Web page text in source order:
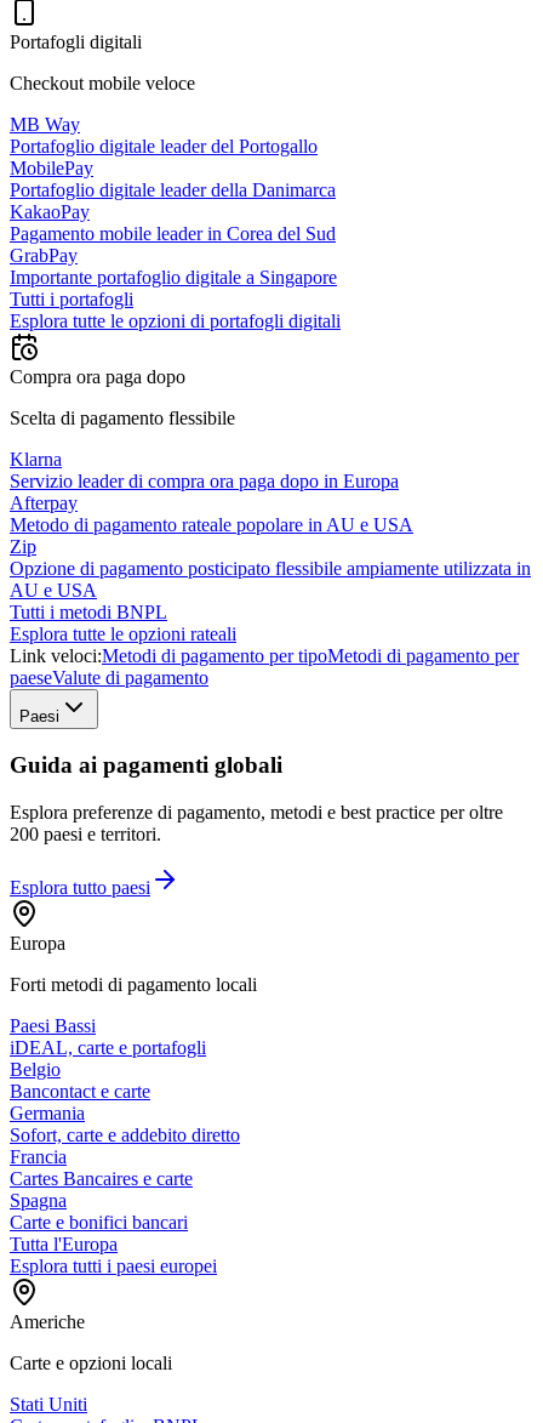
Portafogli digitali
Checkout mobile veloce
MB Way
Portafoglio digitale leader del Portogallo
MobilePay
Portafoglio digitale leader della Danimarca
KakaoPay
Pagamento mobile leader in Corea del Sud
GrabPay
Importante portafoglio digitale a Singapore
Tutti i portafogli
Esplora tutte le opzioni di portafogli digitali
Compra ora paga dopo
Scelta di pagamento flessibile
Klarna
Servizio leader di compra ora paga dopo in Europa
Afterpay
Metodo di pagamento rateale popolare in AU e USA
Zip
Opzione di pagamento posticipato flessibile ampiamente utilizzata in
AU e USA
Tutti i metodi BNPL
Esplora tutte le opzioni rateali
Link veloci:Metodi di pagamento per tipoMetodi di pagamento per
paeseValute di pagamento
Paesi
Guida ai pagamenti globali
Esplora preferenze di pagamento, metodi e best practice per oltre
200 paesi e territori.
Esplora tutto paesi
Europa
Forti metodi di pagamento locali
Paesi Bassi
iDEAL, carte e portafogli
Belgio
Bancontact e carte
Germania
Sofort, carte e addebito diretto
Francia
Cartes Bancaires e carte
Spagna
Carte e bonifici bancari
Tutta l'Europa
Esplora tutti i paesi europei
Americhe
Carte e opzioni locali
Stati Uniti